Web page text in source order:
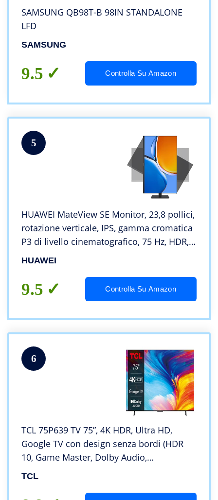
SAMSUNG QB98T-B 98IN STANDALONE
LFD
SAMSUNG
9.5 Controlla Su Amazon
5
HUAWEI MateView SE Monitor, 23,8 pollici,
rotazione verticale, IPS, gamma cromatica
P3 di livello cinematografico, 75 Hz, HDR,
modalità eBook, HDMI, DP, VESA,
HUAWEI
9.5 Controlla Su Amazon
6
TCL 75P639 TV 75”, 4K HDR, Ultra HD,
Google TV con design senza bordi (HDR
10, Game Master, Dolby Audio,
compatibile con Assistente Google e
TCL